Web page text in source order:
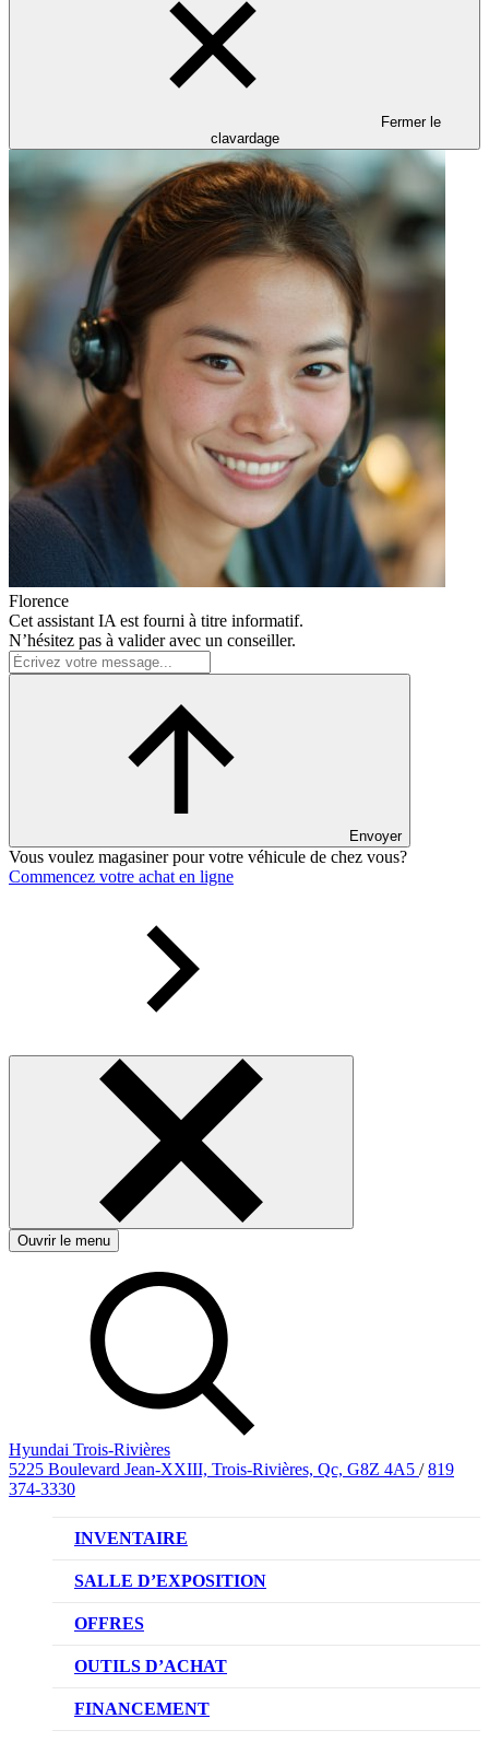
Fermer le
clavardage
Florence
Cet assistant IA est fourni à titre informatif.
N’hésitez pas à valider avec un conseiller.
Envoyer
Vous voulez magasiner pour votre véhicule de chez vous?
Commencez votre achat en ligne
Ouvrir le menu
Hyundai Trois-Rivières
5225 Boulevard Jean-XXIII, Trois-Rivières, Qc, G8Z 4A5 / 819
374-3330
INVENTAIRE
VÉHICULES NEUFS
VÉHICULES D’OCCASION
SALLE D’EXPOSITION
OFFRES
OFFRE DE VÉHICULES NEUFS
OFFRES DU CONCESSIONNAIRE
OUTILS D’ACHAT
CL!QUEZ ET ACHETEZ HYUNDAI
FINANCEMENT